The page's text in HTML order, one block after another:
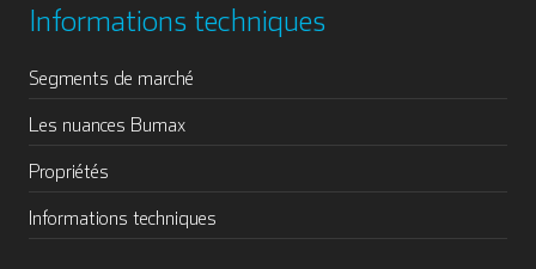
Informations techniques
Segments de marché
Les nuances Bumax
Propriétés
Informations techniques